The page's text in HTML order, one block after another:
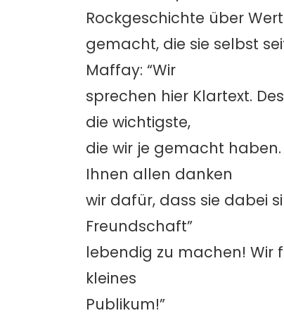
Rockgeschichte über
gemacht, die sie selbst
Maffay: “Wir
sprechen hier Klartext.
die wichtigste,
die wir je gemacht
Ihnen allen danken
wir dafür, dass sie dabei
Freundschaft”
lebendig zu machen! Wir
kleines
Publikum!”